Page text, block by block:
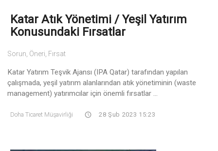
Katar Atık Yönetimi / Yeşil Yatırım
Konusundaki Fırsatlar
Sorun, Öneri, Fırsat
Katar Yatırım Teşvik Ajansı (IPA Qatar) tarafından yapılan
çalışmada, yeşil yatırım alanlarından atık yönetiminin (waste
management) yatırımcılar için önemli fırsatlar ...
Doha Ticaret Müşavirliği 28 Şub 2023 15:23